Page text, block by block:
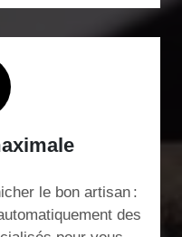
le bon artisan :
des